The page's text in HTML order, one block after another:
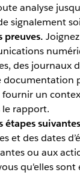
analyse
signalement
preuves.
des journaux
documentation
un
rapport.
étapes
et des dates
ou aux
qu'elles sont